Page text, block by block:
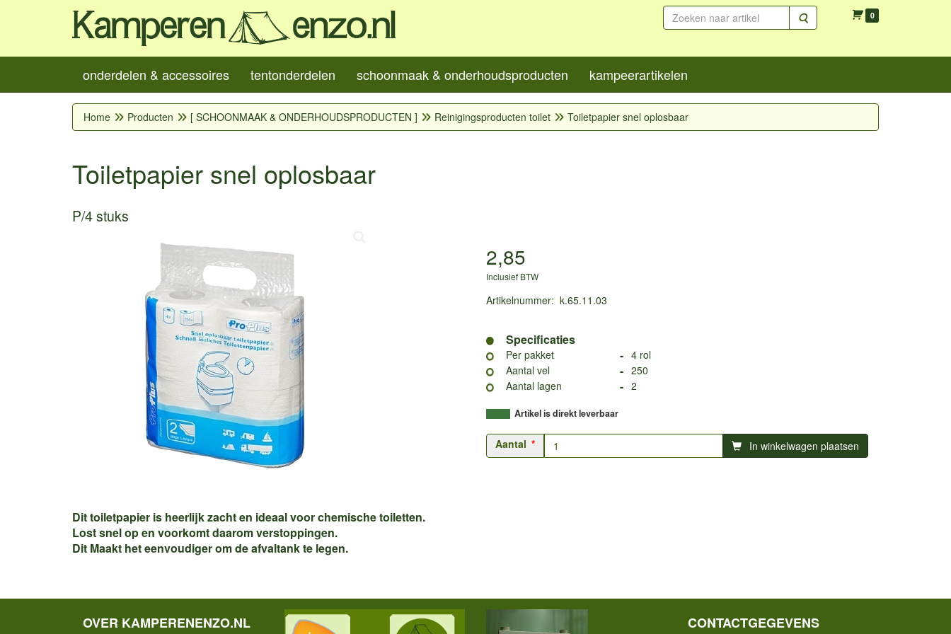
Zoeken 0
onderdelen & accessoires tentonderdelen schoonmaak & onderhoudsproducten kampeerartikelen
Home Producten [ SCHOONMAAK & ONDERHOUDSPRODUCTEN ] Reinigingsproducten toilet Toiletpapier snel oplosbaar
Toiletpapier snel oplosbaar
P/4 stuks
2,85
Inclusief BTW
Artikelnummer: k.65.11.03
Specificaties
Per pakket - 4 rol
Aantal vel
- 250
Aantal lagen
- 2
Artikel is direkt leverbaar
Aantal In winkelwagen plaatsen
Dit toiletpapier is heerlijk zacht en ideaal voor chemische toiletten.
Lost snel op en voorkomt daarom verstoppingen.
Dit Maakt het eenvoudiger om de afvaltank te legen.
OVER KAMPERENENZO.NL CONTACTGEGEVENS